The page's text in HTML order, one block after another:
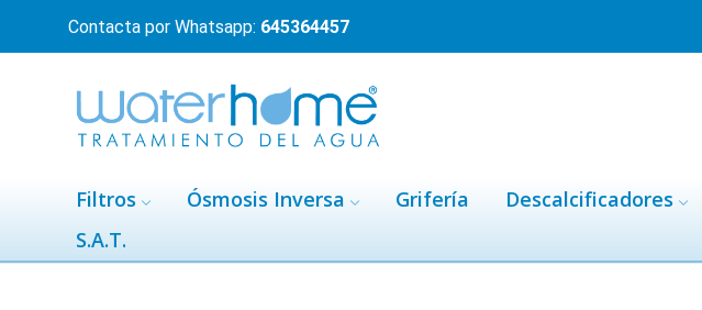
Contacta por Whatsapp: 645364457
Filtros Ósmosis Inversa Grifería Descalcificadores
S.A.T.